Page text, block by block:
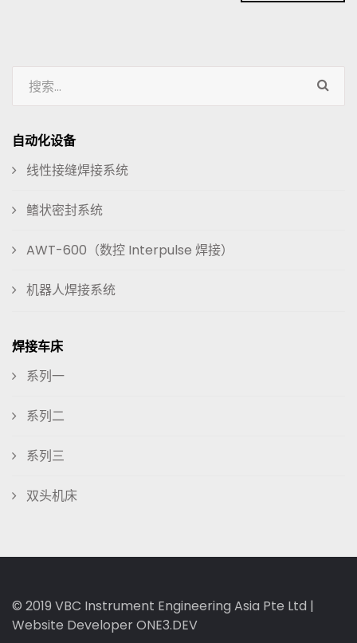
自动化设备
线性接缝焊接系统
鳍状密封系统
AWT-600（数控 Interpulse 焊接）
机器人焊接系统
焊接车床
系列一
系列二
系列三
双头机床
© 2019 VBC Instrument Engineering Asia Pte Ltd |
Website Developer ONE3.DEV